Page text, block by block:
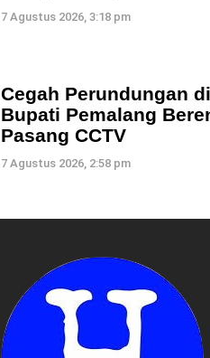
7 Agustus 2026, 3:18 pm
Cegah Perundungan
Bupati Pemalang
Pasang CCTV
7 Agustus 2026, 2:58 pm